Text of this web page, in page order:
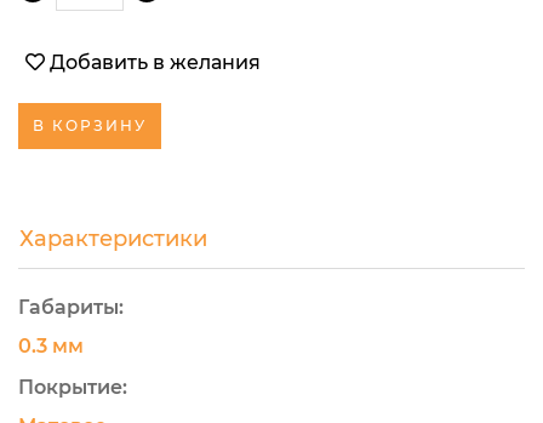
Добавить в желания
В КОРЗИНУ
Характеристики
Габариты:
0.3 мм
Покрытие: